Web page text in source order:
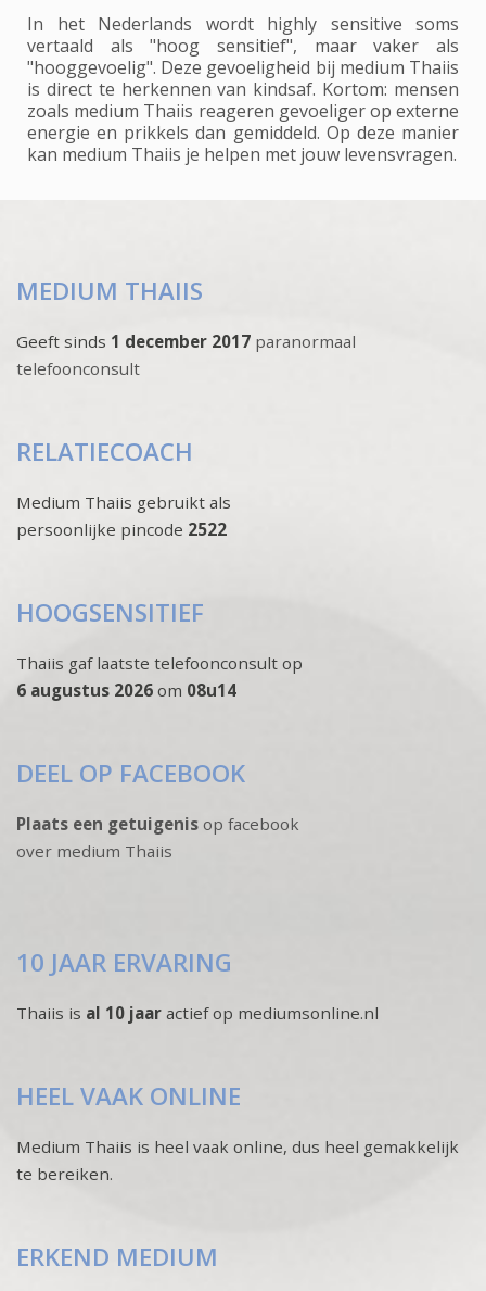
In het Nederlands wordt highly sensitive soms
vertaald als "hoog sensitief", maar vaker als
"hooggevoelig". Deze gevoeligheid bij medium Thaiis
is direct te herkennen van kindsaf. Kortom: mensen
zoals medium Thaiis reageren gevoeliger op externe
energie en prikkels dan gemiddeld. Op deze manier
kan medium Thaiis je helpen met jouw levensvragen.
MEDIUM THAIIS
Geeft sinds 1 december 2017 paranormaal
telefoonconsult
RELATIECOACH
Medium Thaiis gebruikt als
persoonlijke pincode 2522
HOOGSENSITIEF
Thaiis gaf laatste telefoonconsult op
6 augustus 2026 om 08u14
DEEL OP FACEBOOK
Plaats een getuigenis op facebook
over medium Thaiis
10 JAAR ERVARING
Thaiis is al 10 jaar actief op mediumsonline.nl
HEEL VAAK ONLINE
Medium Thaiis is heel vaak online, dus heel gemakkelijk
te bereiken.
ERKEND MEDIUM